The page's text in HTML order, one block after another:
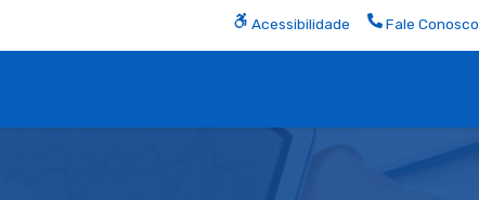
Acessibilidade Fale Conosco